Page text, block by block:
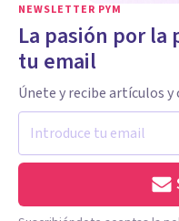
NEWSLETTER PYM
La pasión por
tu email
Únete y recibe artículos